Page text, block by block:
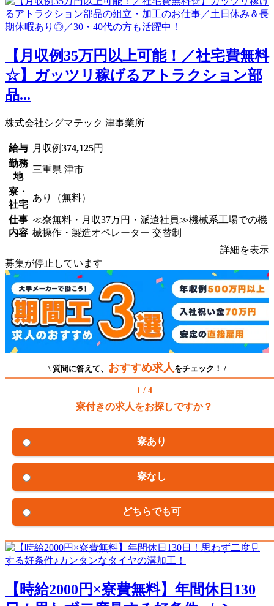
【月収例35万円以上可能！／社宅費無料
☆】ガッツリ稼げるアトラクション部
品...
株式会社シグマテック 津事業所
給与 月収例374,125円
勤務
地
三重県 津市
寮・
社宅
あり（無料）
仕事
内容
≪寮無料・月収37万円・派遣社員≫機械系工場での機
械操作・製造オペレーター 交替制
詳細を表示
募集が停止しています
\ 質問に答えて、 おすすめ求人 をチェック！ /
1 / 4
寮付きの求人をお探しですか？
寮あり
寮なし
どちらでも可
【時給2000円×寮費無料】年間休日130